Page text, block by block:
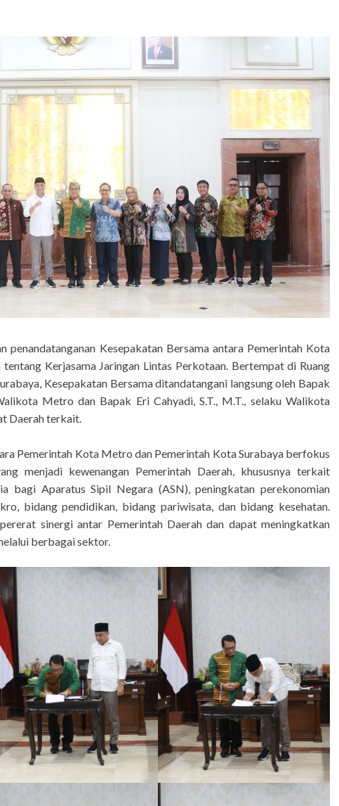
penandatanganan Kesepakatan Bersama antara Pemerintah Kota
Kerjasama Jaringan Lintas Perkotaan. Bertempat di Ruang
Kesepakatan Bersama ditandatangani langsung oleh Bapak
Metro dan Bapak Eri Cahyadi, S.T., M.T., selaku Walikota
Daerah terkait.
Pemerintah Kota Metro dan Pemerintah Kota Surabaya berfokus
menjadi kewenangan Pemerintah Daerah, khususnya terkait
bagi Aparatus Sipil Negara (ASN), peningkatan perekonomian
bidang pendidikan, bidang pariwisata, dan bidang kesehatan.
sinergi antar Pemerintah Daerah dan dapat meningkatkan
berbagai sektor.